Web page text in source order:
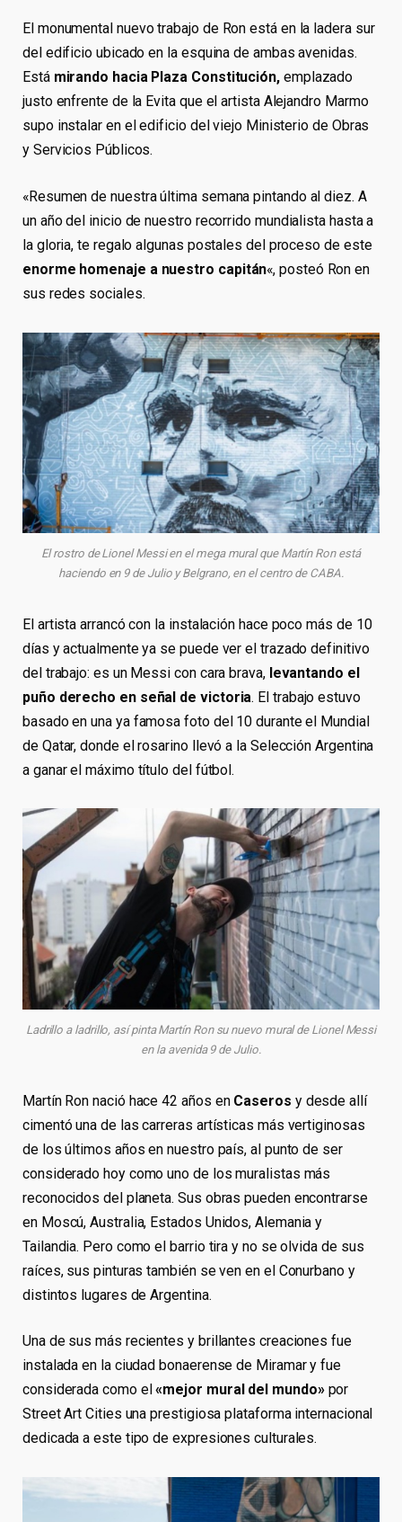
El monumental nuevo trabajo de Ron está en la ladera sur
del edificio ubicado en la esquina de ambas avenidas.
Está mirando hacia Plaza Constitución,emplazado
justo enfrente de la Evita que el artista Alejandro Marmo
supo instalar en el edificio del viejo Ministerio de Obras
y Servicios Públicos.
«Resumen de nuestra última semana pintando al diez. A
un año del inicio de nuestro recorrido mundialista hasta a
la gloria, te regalo algunas postales del proceso de este
enorme homenaje a nuestro capitán«, posteó Ron en
sus redes sociales.
El rostro de Lionel Messi en el mega mural que Martín Ron está
haciendo en 9 de Julio y Belgrano, en el centro de CABA.
El artista arrancó con la instalación hace poco más de 10
días y actualmente ya se puede ver el trazado definitivo
del trabajo: es un Messi con cara brava, levantando el
puño derecho en señal de victoria. El trabajo estuvo
basado en una ya famosa foto del 10 durante el Mundial
de Qatar, donde el rosarino llevó a la Selección Argentina
a ganar el máximo título del fútbol.
Ladrillo a ladrillo, así pinta Martín Ron su nuevo mural de Lionel Messi
en la avenida 9 de Julio.
Martín Ron nació hace 42 años en Caseros y desde allí
cimentó una de las carreras artísticas más vertiginosas
de los últimos años en nuestro país, al punto de ser
considerado hoy como uno de los muralistas más
reconocidos del planeta. Sus obras pueden encontrarse
en Moscú, Australia, Estados Unidos, Alemania y
Tailandia. Pero como el barrio tira y no se olvida de sus
raíces, sus pinturas también se ven en el Conurbano y
distintos lugares de Argentina.
Una de sus más recientes y brillantes creaciones fue
instalada en la ciudad bonaerense de Miramar y fue
considerada como el«mejor mural del mundo» por
Street Art Cities una prestigiosa plataforma internacional
dedicada a este tipo de expresiones culturales.